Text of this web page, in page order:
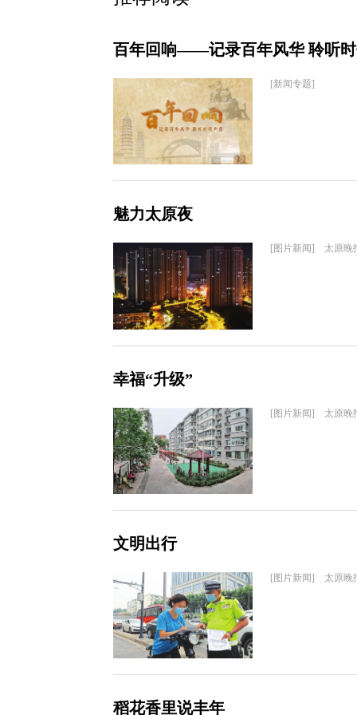
百年回响——记录百年风华 聆听
[新闻专题]
魅力太原夜
[图片新闻] 太原晚
幸福“升级”
[图片新闻] 太原晚
文明出行
[图片新闻] 太原晚
稻花香里说丰年